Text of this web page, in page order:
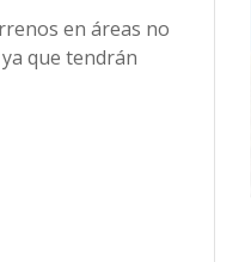
en áreas no
que tendrán